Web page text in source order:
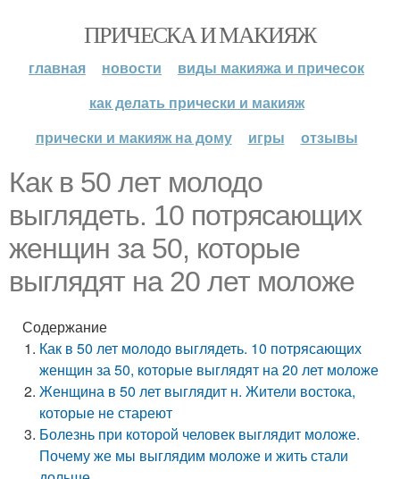
ПРИЧЕСКА И МАКИЯЖ
главная новости
виды макияжа и причесок
как делать прически и макияж
прически и макияж на дому
игры отзывы
Как в 50 лет молодо
выглядеть. 10 потрясающих
женщин за 50, которые
выглядят на 20 лет моложе
Содержание
Как в 50 лет молодо выглядеть. 10 потрясающих
женщин за 50, которые выглядят на 20 лет моложе
Женщина в 50 лет выглядит н. Жители востока,
которые не стареют
Болезнь при которой человек выглядит моложе.
Почему же мы выглядим моложе и жить стали